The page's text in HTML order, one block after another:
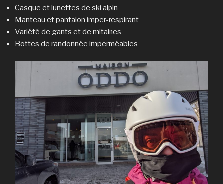
Casque et lunettes de ski alpin
Manteau et pantalon imper-respirant
Variété de gants et de mitaines
Bottes de randonnée imperméables